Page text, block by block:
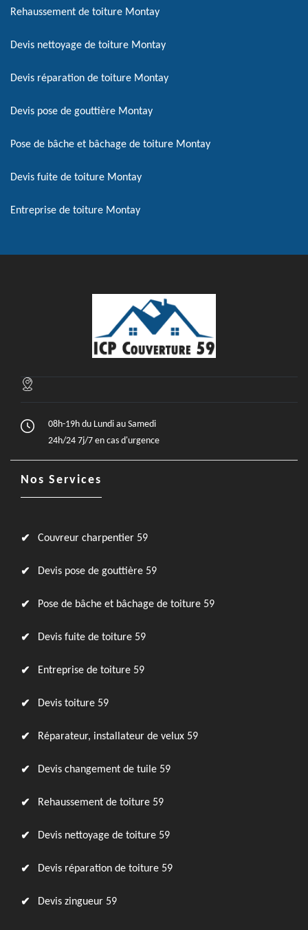
Rehaussement de toiture Montay
Devis nettoyage de toiture Montay
Devis réparation de toiture Montay
Devis pose de gouttière Montay
Pose de bâche et bâchage de toiture Montay
Devis fuite de toiture Montay
Entreprise de toiture Montay
08h-19h du Lundi au Samedi
24h/24 7j/7 en cas d'urgence
Nos Services
Couvreur charpentier 59
Devis pose de gouttière 59
Pose de bâche et bâchage de toiture 59
Devis fuite de toiture 59
Entreprise de toiture 59
Devis toiture 59
Réparateur, installateur de velux 59
Devis changement de tuile 59
Rehaussement de toiture 59
Devis nettoyage de toiture 59
Devis réparation de toiture 59
Devis zingueur 59